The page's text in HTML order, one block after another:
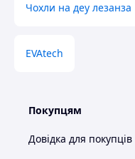
Чохли на деу лезанза
EVAtech
Покупцям
Довідка для покупців